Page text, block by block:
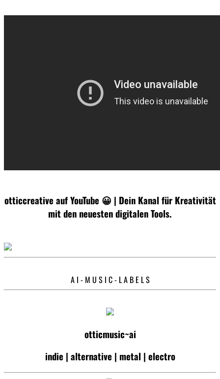
otticcreative auf YouTube 😀 | Dein Kanal für Kreativität
mit den neuesten digitalen Tools.
A I - M U S I C - L A B E L S
otticmusic~ai
indie | alternative | metal | electro